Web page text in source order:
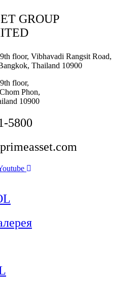
GROUP
floor, Vibhavadi Rangsit Road,
Thailand 10900
floor,
Phon,
10900
5800